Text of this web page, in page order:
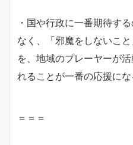
・国や行政に一番期待す
なく、「邪魔をしないこ
を、地域のプレーヤーが
れることが一番の応援にな
＝＝＝